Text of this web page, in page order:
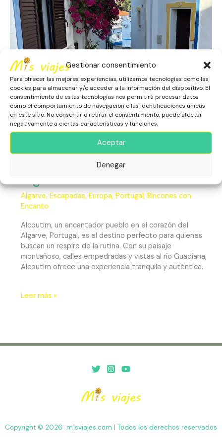
Gestionar consentimiento
Para ofrecer las mejores experiencias, utilizamos tecnologías como las
cookies para almacenar y/o acceder a la información del dispositivo. El
consentimiento de estas tecnologías nos permitirá procesar datos
como el comportamiento de navegación o las identificaciones únicas
en este sitio. No consentir o retirar el consentimiento, puede afectar
negativamente a ciertas características y funciones.
Aceptar
Denegar
Alcoutim Un Respiro en el
Algarve, Escapadas, Europa, Portugal, Rincones con
Encanto
Alcoutim, un encantador pueblo en el corazón del
Algarve, Portugal, es el destino perfecto para quienes
buscan un respiro de la rutina. Con su paisaje
montañoso, calles empedradas y vistas al río Guadiana,
Alcoutim ofrece una experiencia tranquila y auténtica.
Leer más »
Copyright © 2026 m1sviajes.com | Todos los derechos reservados